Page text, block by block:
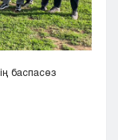
баспасөз